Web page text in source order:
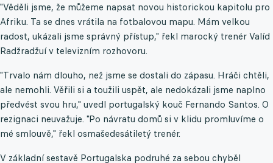
"Věděli jsme, že můžeme napsat novou historickou kapitolu pro
Afriku. Ta se dnes vrátila na fotbalovou mapu. Mám velkou
radost, ukázali jsme správný přístup," řekl marocký trenér Valíd
Radžradžuí v televizním rozhovoru.
"Trvalo nám dlouho, než jsme se dostali do zápasu. Hráči chtěli,
ale nemohli. Věřili si a toužili uspět, ale nedokázali jsme naplno
předvést svou hru," uvedl portugalský kouč Fernando Santos. O
rezignaci neuvažuje. "Po návratu domů si v klidu promluvíme o
mé smlouvě," řekl osmašedesátiletý trenér.
V základní sestavě Portugalska podruhé za sebou chyběl